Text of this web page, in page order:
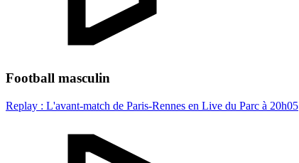
Football masculin
Replay : L'avant-match de Paris-Rennes en Live du Parc à 20h05